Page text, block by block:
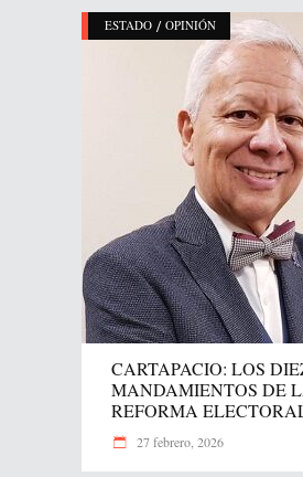
ESTADO / OPINIÓN
CARTAPACIO: LOS
MANDAMIENTOS DE
REFORMA
27 febrero, 2026